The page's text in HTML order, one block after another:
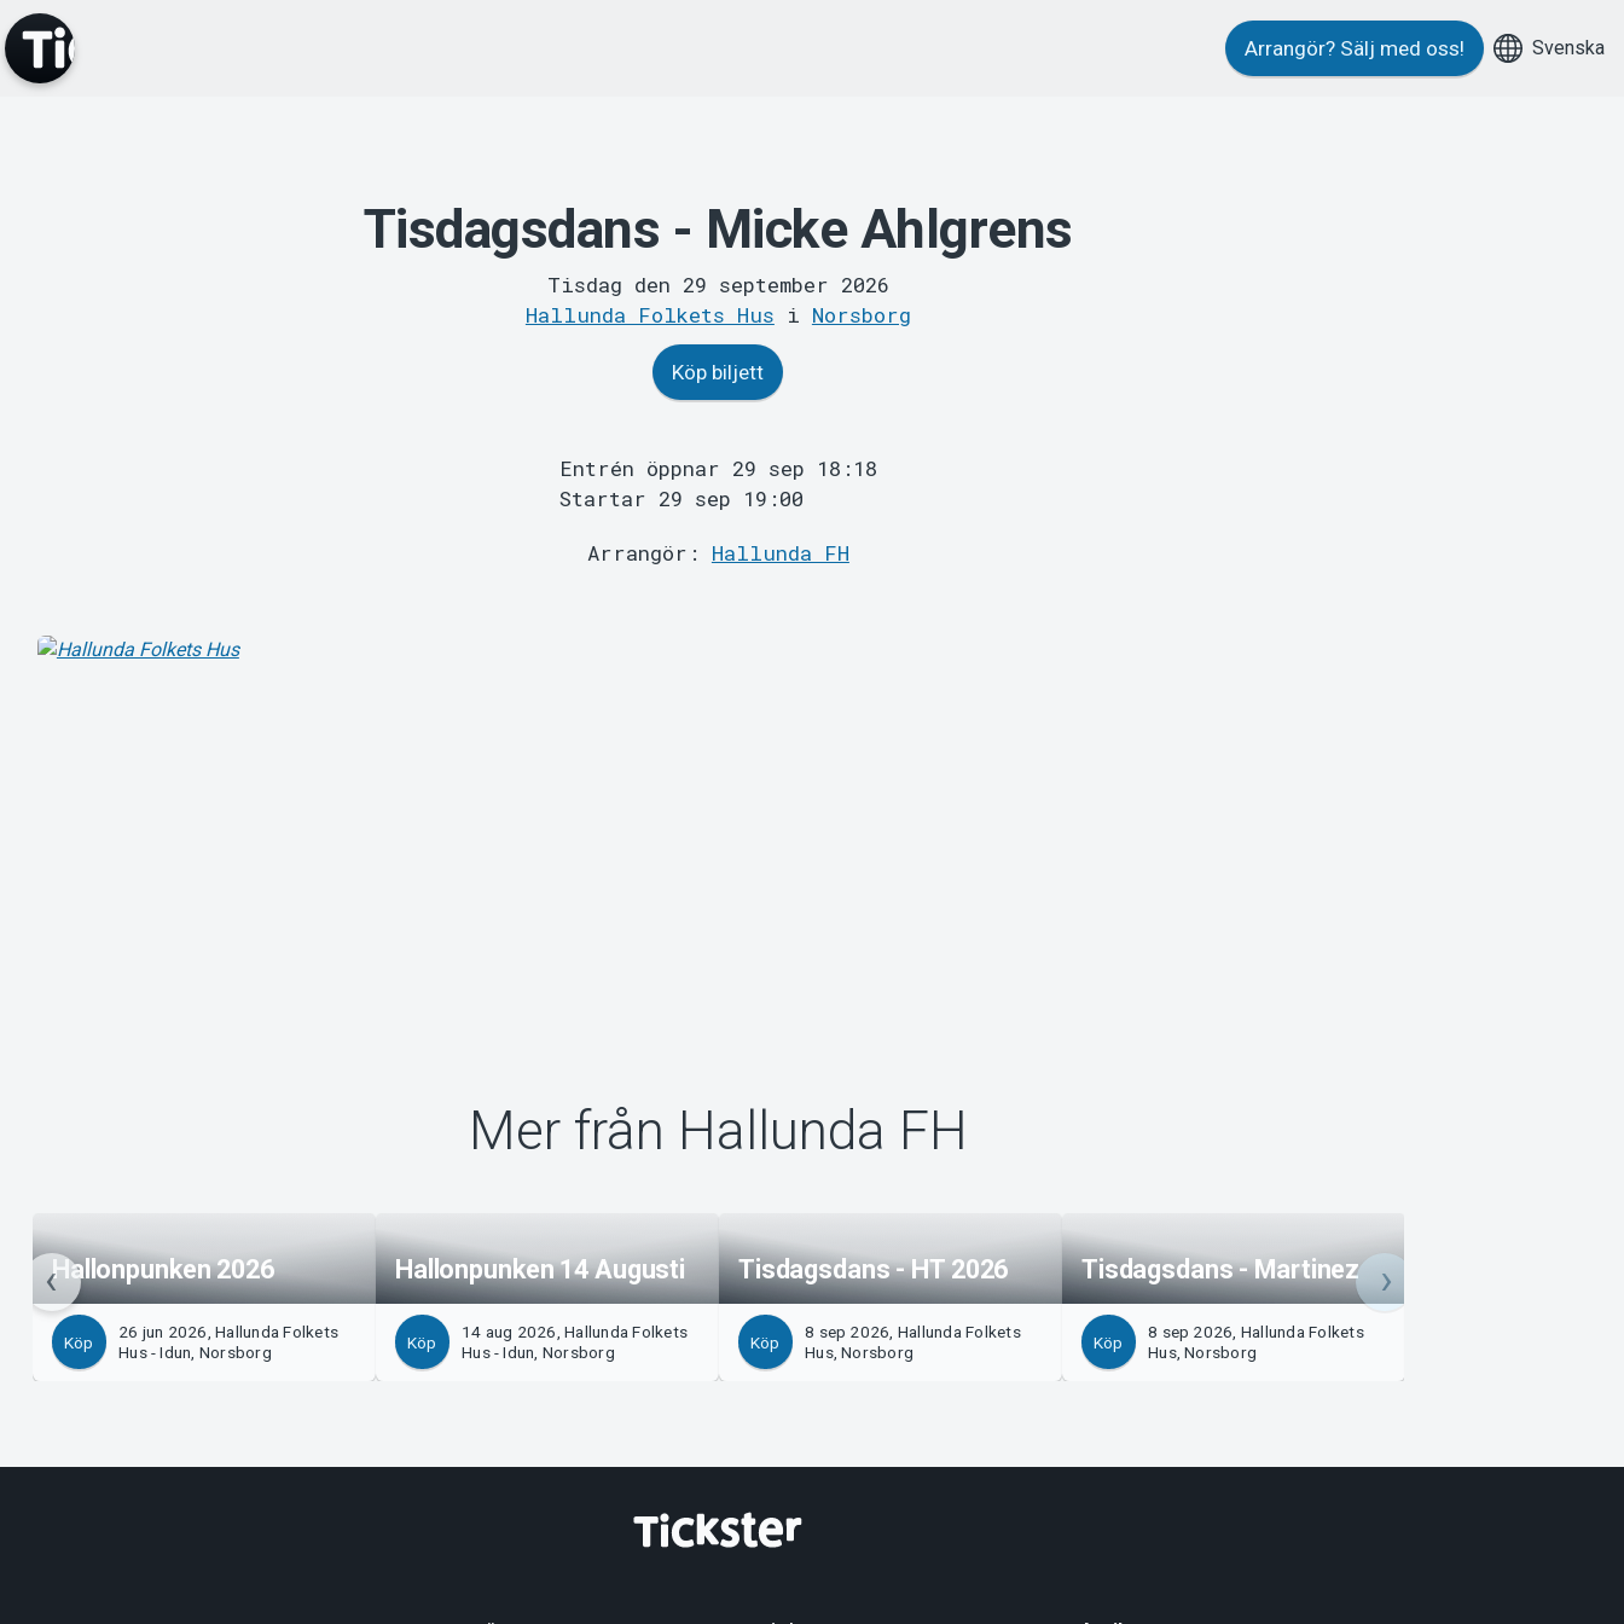
Arrangör? Sälj med oss! Svenska
Tisdagsdans - Micke Ahlgrens
Tisdag den 29 september 2026
Hallunda Folkets Hus i Norsborg
Köp biljett
Entrén öppnar 29 sep 18:18
Startar 29 sep 19:00
Arrangör: Hallunda FH
Mer från Hallunda FH
Hallonpunken 2026
Köp
26 jun 2026, Hallunda Folkets
Hus - Idun, Norsborg
Hallonpunken 14 Augusti
Köp
14 aug 2026, Hallunda Folkets
Hus - Idun, Norsborg
Tisdagsdans - HT 2026
Köp
8 sep 2026, Hallunda Folkets
Hus, Norsborg
Tisdagsdans - Martinez
Köp
8 sep 2026, Hallunda Folkets
Hus, Norsborg